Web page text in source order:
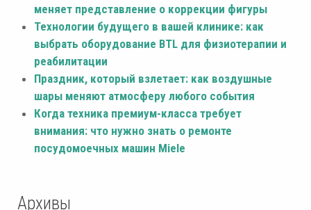
меняет представление о коррекции фигуры
Технологии будущего в вашей клинике: как
выбрать оборудование BTL для физиотерапии и
реабилитации
Праздник, который взлетает: как воздушные
шары меняют атмосферу любого события
Когда техника премиум-класса требует
внимания: что нужно знать о ремонте
посудомоечных машин Miele
Архивы